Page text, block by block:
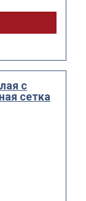
с
сетка